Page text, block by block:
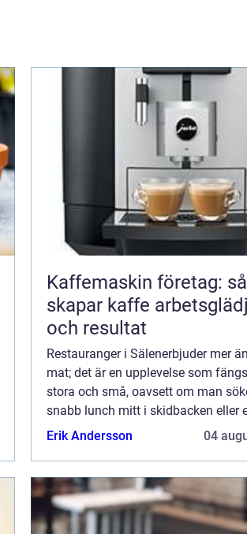
Kaffemaskin företag: så
skapar kaffe
och resultat
Restauranger i Sälenerbjuder mer
mat; det är en upplevelse som
stora och små, oavsett om man
snabb lunch mitt i skidbacken eller
elegant middag med spektakulär
Erik Andersson 04